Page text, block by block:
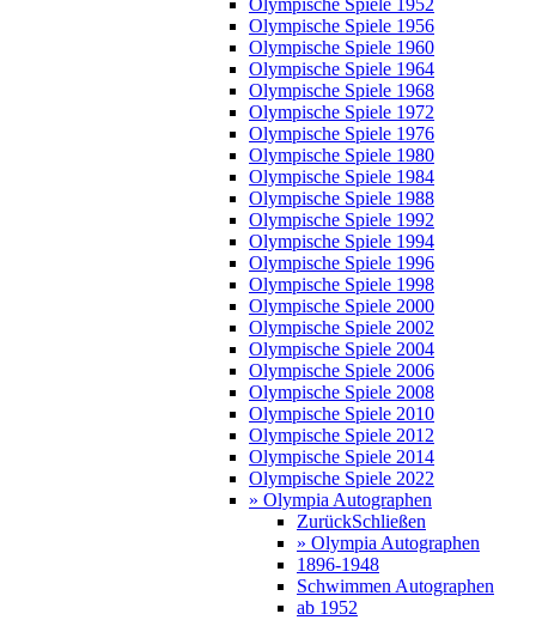
Olympische Spiele 1952
Olympische Spiele 1956
Olympische Spiele 1960
Olympische Spiele 1964
Olympische Spiele 1968
Olympische Spiele 1972
Olympische Spiele 1976
Olympische Spiele 1980
Olympische Spiele 1984
Olympische Spiele 1988
Olympische Spiele 1992
Olympische Spiele 1994
Olympische Spiele 1996
Olympische Spiele 1998
Olympische Spiele 2000
Olympische Spiele 2002
Olympische Spiele 2004
Olympische Spiele 2006
Olympische Spiele 2008
Olympische Spiele 2010
Olympische Spiele 2012
Olympische Spiele 2014
Olympische Spiele 2022
» Olympia Autographen
ZurückSchließen
» Olympia Autographen
1896-1948
Schwimmen Autographen
ab 1952